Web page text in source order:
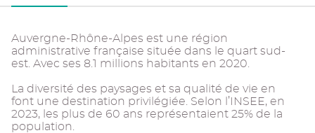
Auvergne-Rhône-Alpes est une région
administrative française située dans le quart sud-
est. Avec ses 8.1 millions habitants en 2020.
La diversité des paysages et sa qualité de vie en
font une destination privilégiée. Selon l’INSEE, en
2023, les plus de 60 ans représentaient 25% de la
population.